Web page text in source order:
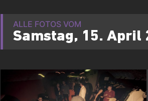
ALLE FOTOS VOM
Samstag, 15. April